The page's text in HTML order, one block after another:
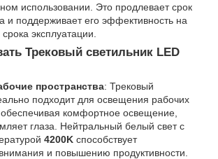
использовании. Это продлевает срок
и поддерживает его эффективность на
эксплуатации.
Трековый светильник LED
пространства: Трековый
подходит для освещения рабочих
комфортное освещение,
глаза. Нейтральный белый свет с
4200K способствует
и повышению продуктивности.